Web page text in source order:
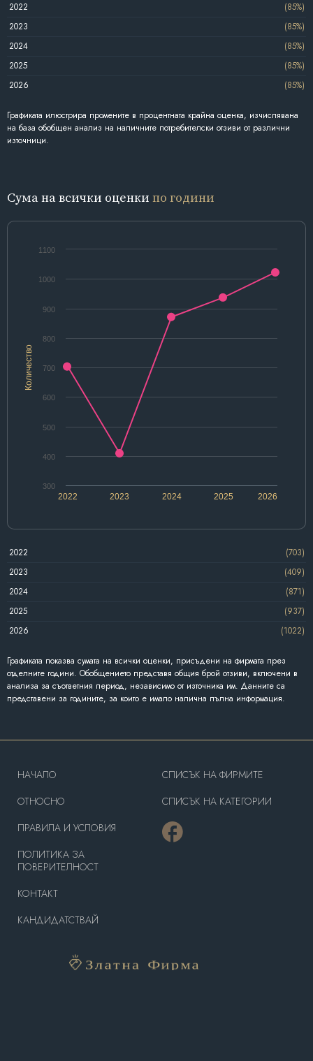
2022
(85%)
2023
(85%)
2024
(85%)
2025
(85%)
2026
(85%)
Графиката илюстрира промените в процентната крайна оценка, изчислявана
на база обобщен анализ на наличните потребителски отзиви от различни
източници.
Сума на всички оценки по години
Количество
2022 2024 2026
2023 2025
300
400
500
600
700
800
900
1000
1100
2022
(703)
2023
(409)
2024
(871)
2025
(937)
2026
(1022)
Графиката показва сумата на всички оценки, присъдени на фирмата през
отделните години. Обобщението представя общия брой отзиви, включени в
анализа за съответния период, независимо от източника им. Данните са
представени за годините, за които е имало налична пълна информация.
HAЧАЛО
OТНОСНО
ПРАВИЛА И УСЛОВИЯ
ПОЛИТИКА ЗА
ПОВЕРИТЕЛНОСТ
КОНТАКТ
КАНДИДАТСТВАЙ
СПИСЪК НА ФИРМИТЕ
СПИСЪК НА КАТЕГОРИИ